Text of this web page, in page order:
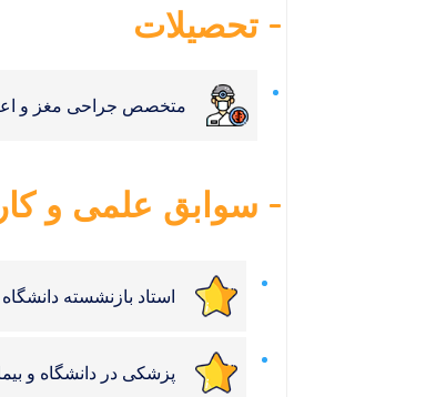
تحصیلات
متخصص جراحی مغز و
سوابق علمی و
استاد بازنشسته
پزشکی در دانشگاه و